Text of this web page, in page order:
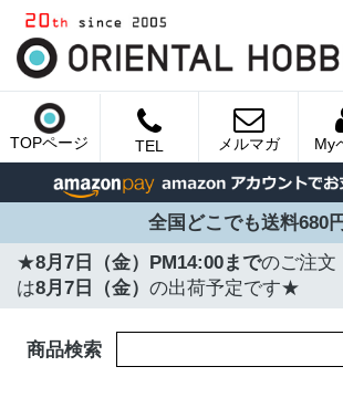
TOPページ TEL メルマガ My
全国どこでも送料680円
★8月7日（金）PM14:00までのご注文
は8月7日（金） の出荷予定です★
商品検索